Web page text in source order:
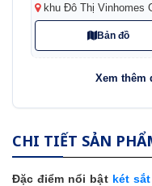
khu Đô Thị Vinhomes
Bản đồ
Xem thêm
CHI TIẾT SẢN
Đặc điểm nổi bật két sắt